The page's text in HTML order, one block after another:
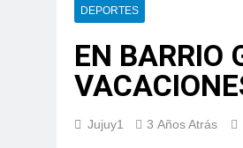
DEPORTES
EN BARRIO
Jujuy1 3 Años Atrás